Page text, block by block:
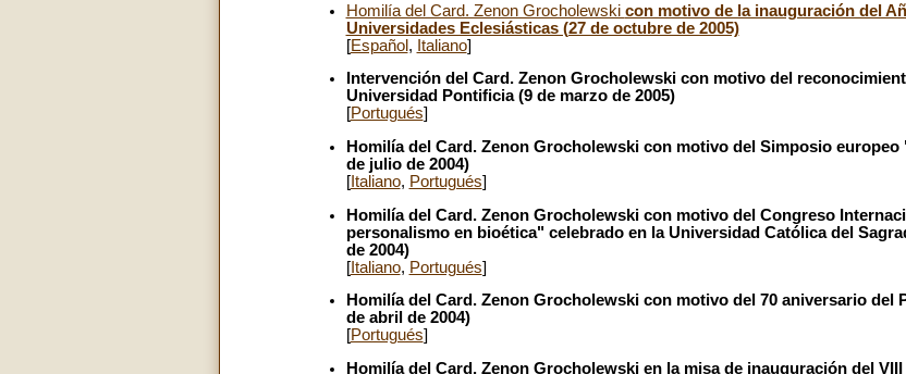
Homilía del Card. Zenon Grocholewski con motivo de la inauguración del
Universidades Eclesiásticas (27 de octubre de 2005)
[Español, Italiano]
Intervención del Card. Zenon Grocholewski con motivo del
Universidad Pontificia (9 de marzo de 2005)
[Portugués]
Homilía del Card. Zenon Grocholewski con motivo del Simposio
de julio de 2004)
[Italiano, Portugués]
Homilía del Card. Zenon Grocholewski con motivo del Congreso
personalismo en bioética" celebrado en la Universidad Católica del
de 2004)
[Italiano, Portugués]
Homilía del Card. Zenon Grocholewski con motivo del 70 aniversario del
de abril de 2004)
[Portugués]
Homilía del Card. Zenon Grocholewski en la misa de inauguración del